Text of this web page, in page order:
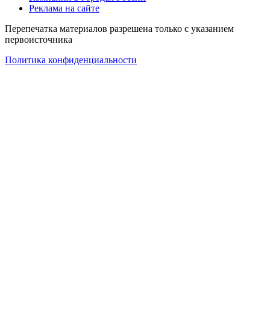
Реклама на сайте
Перепечатка материалов разрешена только с указанием
первоисточника
Политика конфиденциальности